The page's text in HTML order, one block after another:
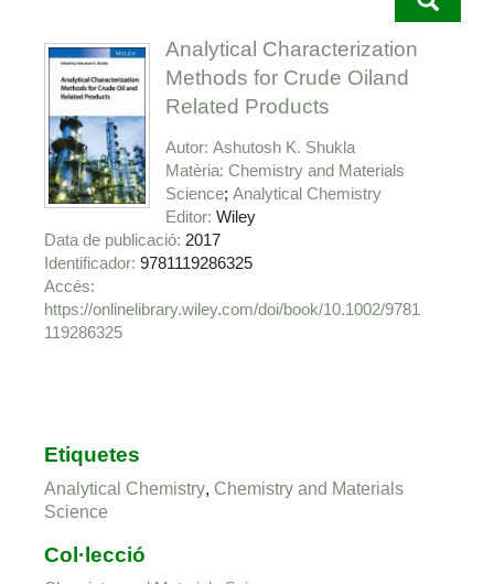
Analytical Characterization
Methods for Crude Oiland
Related Products
Autor Ashutosh K. Shukla
Matèria Chemistry and Materials
Science Analytical Chemistry
Editor Wiley
Data de publicació 2017
Identificador 9781119286325
https://onlinelibrary.wiley.com/doi/book/10.1002/9781
119286325
Etiquetes
Analytical Chemistry, Chemistry and Materials
Science
Col·lecció